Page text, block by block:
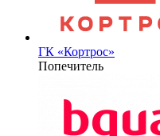
ГК «Кортрос»
Попечитель